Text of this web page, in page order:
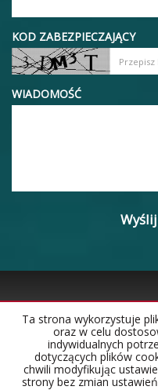
KOD ZABEZPIECZAJĄCY
WIADOMOŚĆ
Strona główna Notatnik
Ta strona wykorzystuje
oraz w celu
indywidualnych
dotyczących plików
chwili modyfikując
strony bez zmian